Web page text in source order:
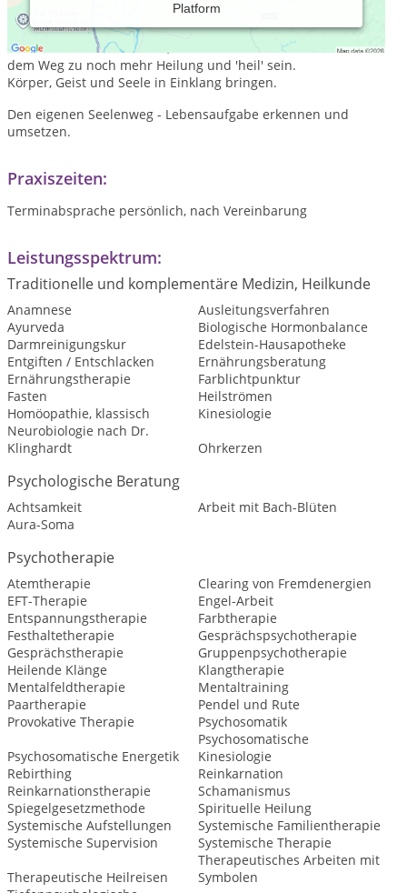
Platform
Neben naturheilkundlichen Angeboten, arbeite ich auf der
Seelenebee, tiefenpsychologisch und spirituell.
Mit all den Lebensthemen, unterstütze ich meine Klientin auf
dem Weg zu noch mehr Heilung und 'heil' sein.
Körper, Geist und Seele in Einklang bringen.
Den eigenen Seelenweg - Lebensaufgabe erkennen und
umsetzen.
Praxiszeiten:
Terminabsprache persönlich, nach Vereinbarung
Leistungsspektrum:
Traditionelle und komplementäre Medizin, Heilkunde
Anamnese
Ausleitungsverfahren
Ayurveda
Biologische Hormonbalance
Darmreinigungskur
Edelstein-Hausapotheke
Entgiften / Entschlacken
Ernährungsberatung
Ernährungstherapie
Farblichtpunktur
Fasten
Heilströmen
Homöopathie, klassisch
Kinesiologie
Neurobiologie nach Dr.
Klinghardt
Ohrkerzen
Psychologische Beratung
Achtsamkeit
Arbeit mit Bach-Blüten
Aura-Soma
Psychotherapie
Atemtherapie
Clearing von Fremdenergien
EFT-Therapie
Engel-Arbeit
Entspannungstherapie
Farbtherapie
Festhaltetherapie
Gesprächspsychotherapie
Gesprächstherapie
Gruppenpsychotherapie
Heilende Klänge
Klangtherapie
Mentalfeldtherapie
Mentaltraining
Paartherapie
Pendel und Rute
Provokative Therapie
Psychosomatik
Psychosomatische Energetik
Psychosomatische
Kinesiologie
Rebirthing
Reinkarnation
Reinkarnationstherapie
Schamanismus
Spiegelgesetzmethode
Spirituelle Heilung
Systemische Aufstellungen
Systemische Familientherapie
Systemische Supervision
Systemische Therapie
Therapeutische Heilreisen
Therapeutisches Arbeiten mit
Symbolen